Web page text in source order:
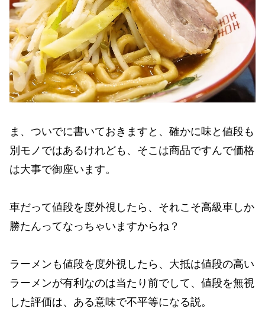
ま、ついでに書いておきますと、確かに味と値段も
別モノではあるけれども、そこは商品ですんで価格
は大事で御座います。
車だって値段を度外視したら、それこそ高級車しか
勝たんってなっちゃいますからね？
ラーメンも値段を度外視したら、大抵は値段の高い
ラーメンが有利なのは当たり前でして、値段を無視
した評価は、ある意味で不平等になる説。